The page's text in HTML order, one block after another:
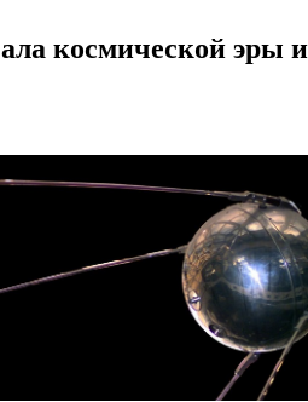
космической эры